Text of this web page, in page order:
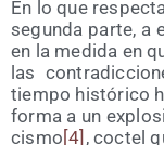
En lo que
segun­da par­te, a
en la medi­da en
las
tiem­po his­tó­ri­co
for­ma a un
cis­mo[4] , coc­tel